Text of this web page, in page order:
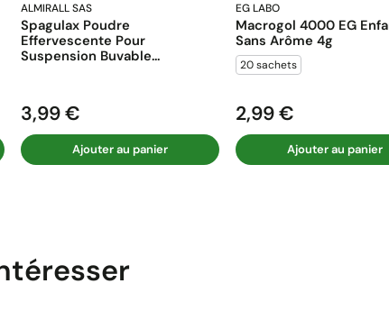
ALMIRALL SAS
Spagulax Poudre
Effervescente Pour
Suspension Buvable...
Prix
3,99 €
Ajouter au panier
EG LABO
Macrogol 4000 EG
Sans Arôme 4g
20 sachets
Prix
2,99 €
Ajouter au panier